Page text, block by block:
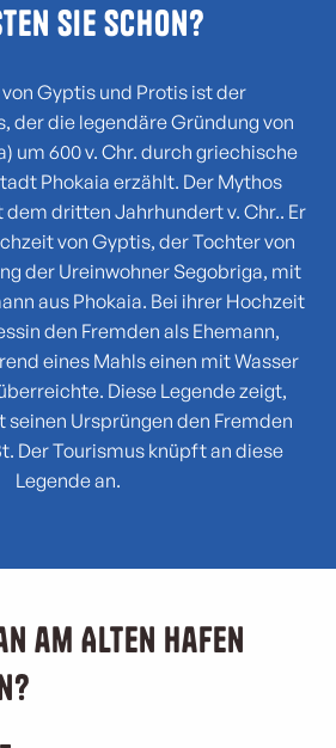
Sie schon?
Gyptis und Protis ist der
der die legendäre Gründung von
um 600 v. Chr. durch griechische
Phokaia erzählt. Der Mythos
dritten Jahrhundert v. Chr.. Er
von Gyptis, der Tochter von
der Ureinwohner Segobriga, mit
aus Phokaia. Bei ihrer Hochzeit
den Fremden als Ehemann,
eines Mahls einen mit Wasser
Diese Legende zeigt,
seinen Ursprüngen den Fremden
Der Tourismus knüpft an diese
Legende an.
am Alten Hafen